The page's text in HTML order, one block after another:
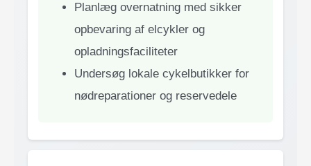
Planlæg overnatning med sikker
opbevaring af elcykler og
opladningsfaciliteter
Undersøg lokale cykelbutikker for
nødreparationer og reservedele